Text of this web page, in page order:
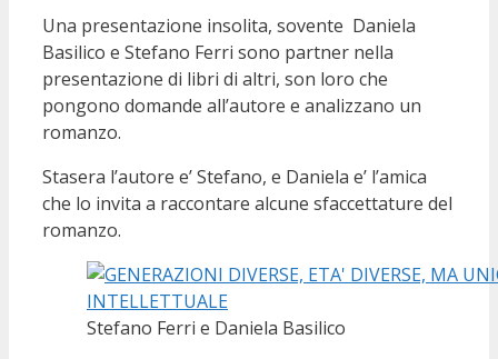
Una presentazione insolita, sovente Daniela
Basilico e Stefano Ferri sono partner nella
presentazione di libri di altri, son loro che
pongono domande all’autore e analizzano un
romanzo.
Stasera l’autore e’ Stefano, e Daniela e’ l’amica
che lo invita a raccontare alcune sfaccettature del
romanzo.
Stefano Ferri e Daniela Basilico